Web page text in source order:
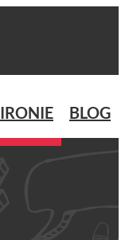
IRONIE BLOG